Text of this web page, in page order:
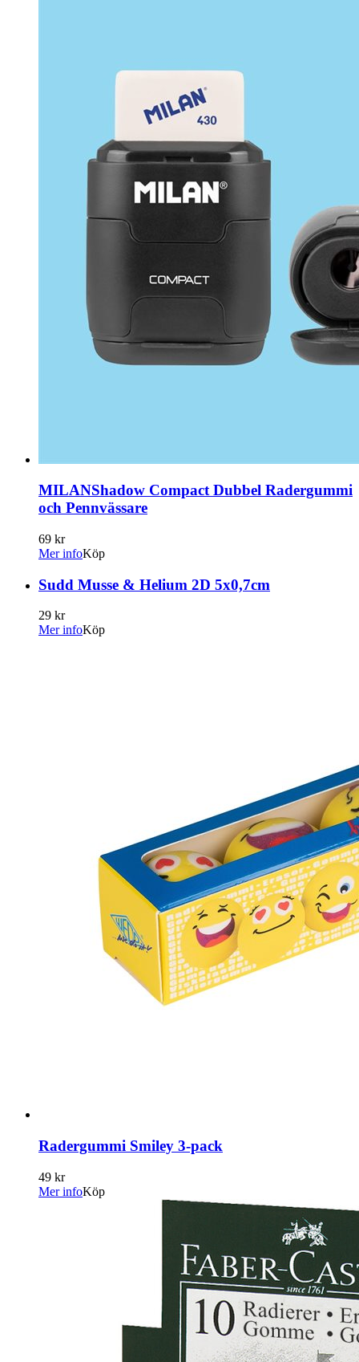
MILANShadow Compact Dubbel Radergummi
och Pennvässare
69 kr
Mer infoKöp
Sudd Musse & Helium 2D 5x0,7cm
29 kr
Mer infoKöp
Radergummi Smiley 3-pack
49 kr
Mer infoKöp